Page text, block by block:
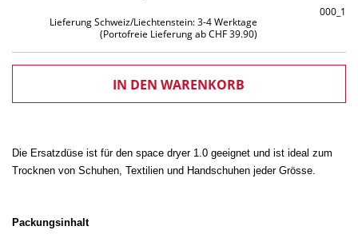
000_1
Lieferung Schweiz/Liechtenstein: 3-4 Werktage
(Portofreie Lieferung ab CHF 39.90)
Die Ersatzdüse ist für den space dryer 1.0 geeignet und ist ideal zum
Trocknen von Schuhen, Textilien und Handschuhen jeder Grösse.
Packungsinhalt